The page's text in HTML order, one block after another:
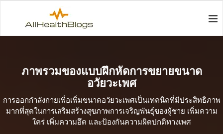
ภาพรวมของแบบฝึกหัดการขยายขนาด
อวัยวะเพศ
การออกกำลังกายเพื่อเพิ่มขนาดอวัยวะเพศเป็นเทคนิคที่มีประสิทธิภาพ
มากที่สุดในการเสริมสร้างสุขภาพการเจริญพันธุ์ของผู้ชาย เพิ่มความ
ใคร่ เพิ่มความอึด และป้องกันความผิดปกติทางเพศ